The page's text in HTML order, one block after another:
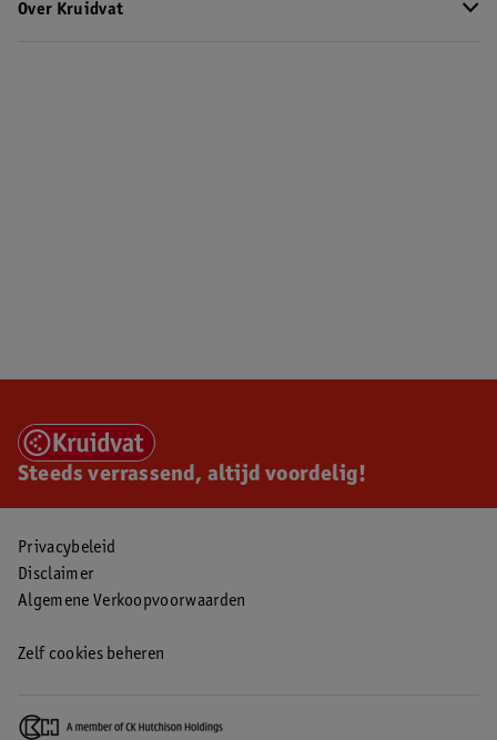
Over Kruidvat
Steeds verrassend, altijd voordelig!
Privacybeleid
Disclaimer
Algemene Verkoopvoorwaarden
Zelf cookies beheren